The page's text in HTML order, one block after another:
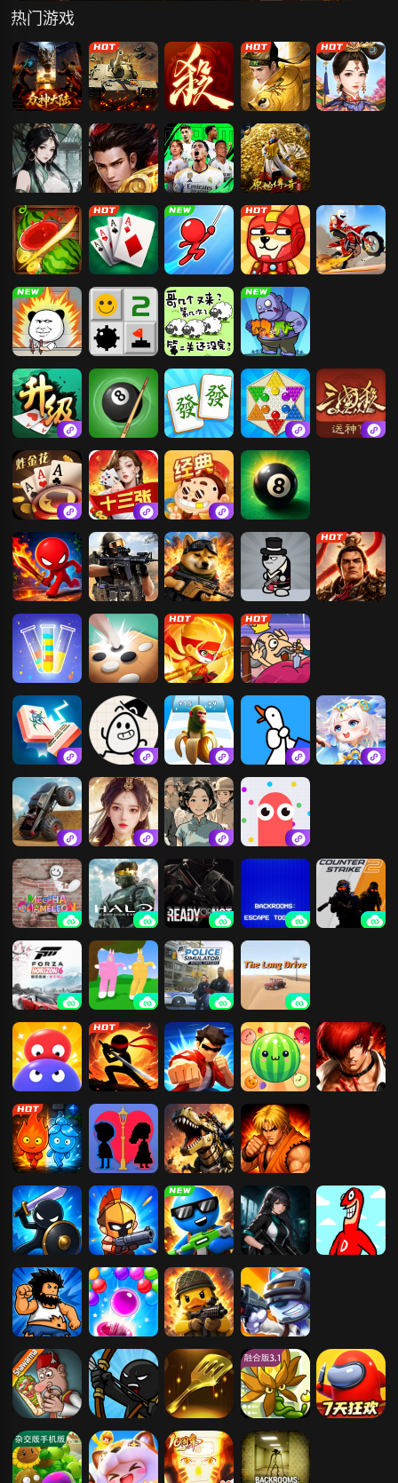
热门游戏
众神大陆 王者坦克
三国杀一将成
名
斩魔问道
墨武江山 霸者天下 超迷足球 原始传奇
切水果3D版 纸牌接龙 光速荡绳 幸存大作战
打螺丝我贼溜 扫雷大挑战 咩了个咩
合成植物打僵
尸
升级 黑8进洞 麻将王者-發發
欢乐水晶跳棋
游戏
3公扑游戏 财神十三张 斗地主经典版 双人打台球
红黄蓝冒险 吃鸡枪战王者 多人枪战乱斗 混乱大枪战
倒水大师 五林 暴走金箍棒 刺杀国王
凑十 茶叶蛋大冒险 木棍人冲冲冲 抓大鹅
自由模拟开车 青云诀 烧脑解压找茬 贪吃蛇大作战
超级变色龙
光环：战役进
化
严阵以待
后室：一起逃
离
极限竞速：地
平线6
超级兔子人
警察模拟器巡
警
长途旅行
大头顶小头
火柴人功夫对
战
横版格斗 合成大西瓜
森林冰火人-神
器之战
我和她的故事 机甲恐龙 拳皇98
火柴人战争战
略版
我就要吃鸡
王国保卫战-3
D塔防
末日生存笔记
无敌流浪汉1 弹球 鸭鸭搜打撤 动物吃鸡枪战
沙威玛传奇
火柴人战争：
遗产
植物大战僵尸
金铲铲版
植物大战僵尸
融合版